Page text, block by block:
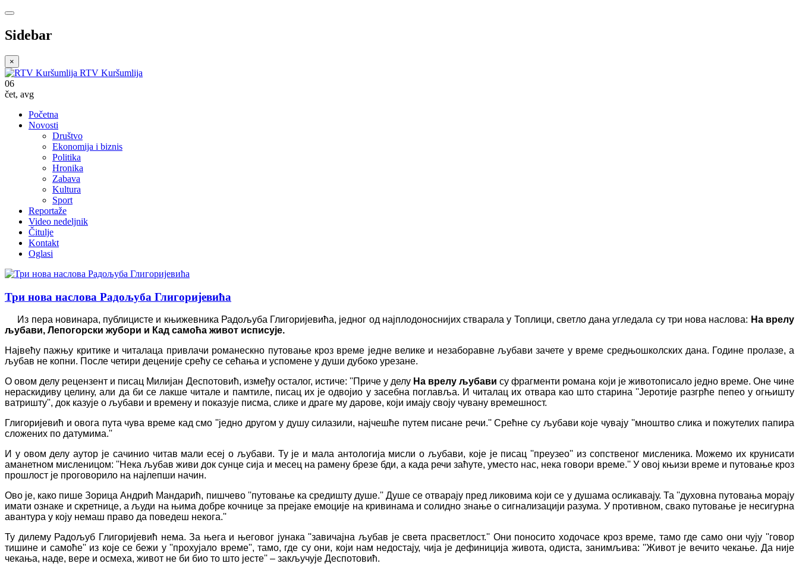
Sidebar
×
RTV Kuršumlija
06
čet, avg
Početna
Novosti
Društvo
Ekonomija i biznis
Politika
Hronika
Zabava
Kultura
Sport
Reportaže
Video nedeljnik
Čitulje
Kontakt
Oglasi
Три нова наслова Радољуба Глигоријевића
Из пера новинара, публицисте и књижевника Радољуба Глигоријевића, једног од најплодоноснијих стварала у Топлици, светло дана угледала су три нова наслова: На врелу
љубави, Лепогорски жубори и Кад самоћа живот исписује.
Највећу пажњу критике и читалаца привлачи романескно путовање кроз време једне велике и незаборавне љубави зачете у време средњошколских дана. Године пролазе, а
љубав не копни. После четири деценије срећу се сећања и успомене у души дубоко урезане.
О овом делу рецензент и писац Милијан Деспотовић, између осталог, истиче: ''Приче у делу На врелу љубави су фрагменти романа који је животописало једно време. Оне чине
нераскидиву целину, али да би се лакше читале и памтиле, писац их је одвојио у засебна поглавља. И читалац их отвара као што старина ''Јеротије разгрће пепео у огњишту
ватришту'', док казује о љубави и времену и показује писма, слике и драге му дарове, који имају своју чувану времешност.
Глигоријевић и овога пута чува време кад смо ''једно другом у душу силазили, најчешће путем писане речи.'' Срећне су љубави које чувају ''мноштво слика и пожутелих папира
сложених по датумима.''
И у овом делу аутор је сачинио читав мали есеј о љубави. Ту је и мала антологија мисли о љубави, које је писац ''преузео'' из сопственог мисленика. Можемо их крунисати
аманетном мисленицом: ''Нека љубав живи док сунце сија и месец на рамену брезе бди, а када речи заћуте, уместо нас, нека говори време.'' У овој књизи време и путовање кроз
прошлост је проговорило на најлепши начин.
Ово је, како пише Зорица Андрић Мандарић, пишчево ''путовање ка средишту душе.'' Душе се отварају пред ликовима који се у душама осликавају. Та ''духовна путовања морају
имати ознаке и скретнице, а људи на њима добре кочнице за прејаке емоције на кривинама и солидно знање о сигнализацији разума. У противном, свако путовање је несигурна
авантура у коју немаш право да поведеш некога.''
Ту дилему Радољуб Глигоријевић нема. За њега и његовог јунака ''завичајна љубав је света прасветлост.'' Они поносито ходочасе кроз време, тамо где само они чују ''говор
тишине и самоће'' из које се бежи у ''прохујало време'', тамо, где су они, који нам недостају, чија је дефиниција живота, одиста, занимљива: ''Живот је вечито чекање. Да није
чекања, наде, вере и осмеха, живот не би био то што јесте'' – закључује Деспотовић.